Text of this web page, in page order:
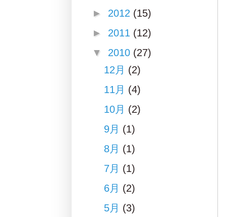
► 2012 (15)
► 2011 (12)
▼ 2010 (27)
12月 (2)
11月 (4)
10月 (2)
9月 (1)
8月 (1)
7月 (1)
6月 (2)
5月 (3)